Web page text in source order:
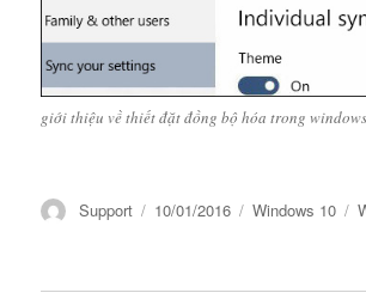
giới thiệu về thiết đặt đồng bộ hóa trong
Tác
Support
Đăng
10/01/2016
Danh
Windows 10